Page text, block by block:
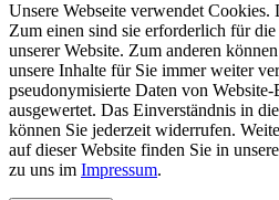
Unsere Webseite verwendet
Zum einen sind sie erforderlich für
unserer Website. Zum anderen
unsere Inhalte für Sie immer weiter
pseudonymisierte Daten von Website-
ausgewertet. Das Einverständnis in
können Sie jederzeit widerrufen.
auf dieser Website finden Sie in
zu uns im Impressum.